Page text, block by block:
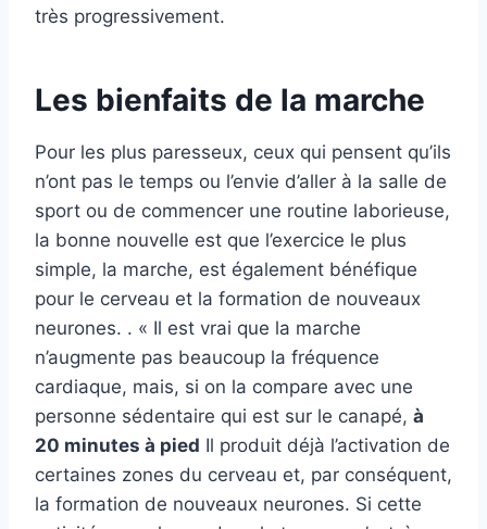
très progressivement.
Les bienfaits de la marche
Pour les plus paresseux, ceux qui pensent qu’ils
n’ont pas le temps ou l’envie d’aller à la salle de
sport ou de commencer une routine laborieuse,
la bonne nouvelle est que l’exercice le plus
simple, la marche, est également bénéfique
pour le cerveau et la formation de nouveaux
neurones. . « Il est vrai que la marche
n’augmente pas beaucoup la fréquence
cardiaque, mais, si on la compare avec une
personne sédentaire qui est sur le canapé, à
20 minutes à pied Il produit déjà l’activation de
certaines zones du cerveau et, par conséquent,
la formation de nouveaux neurones. Si cette